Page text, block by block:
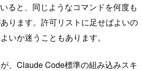
ると、同じようなコマンドを何度も
ります。許可リストに足せばよいの
いか迷うこともあります。
、Claude Code標準の組み込みスキ